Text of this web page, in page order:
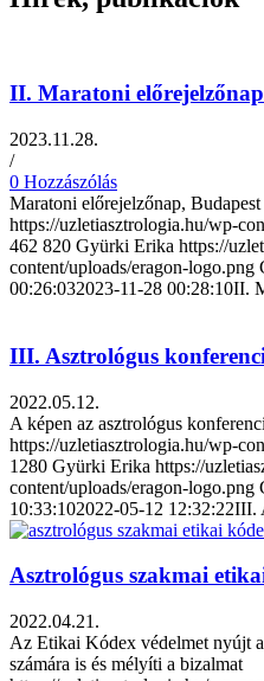
II. Maratoni
2023.11.28.
/
0 Hozzászólás
Maratoni előrejelzőnap,
https://uzletiasztrologia.hu/wp-
462 820 Gyürki Erika https://
content/uploads/eragon-logo.png
00:26:032023-11-28 00:28:10II.
III. Asztrológus
2022.05.12.
A képen az asztrológus
https://uzletiasztrologia.hu/wp-
1280 Gyürki Erika https://
content/uploads/eragon-logo.png
10:33:102022-05-12 12:32:22III.
Asztrológus szakmai
2022.04.21.
Az Etikai Kódex védelmet nyújt
számára is és mélyíti a bizalmat